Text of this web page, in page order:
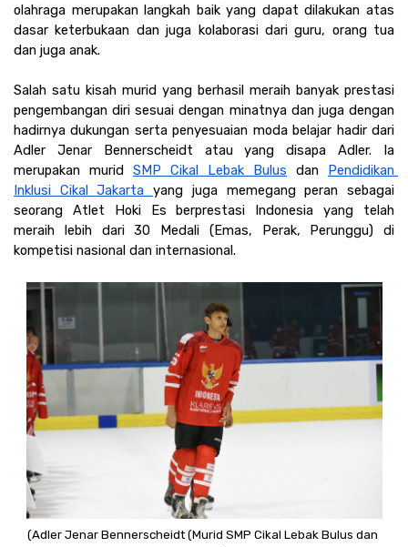
olahraga merupakan langkah baik yang dapat dilakukan atas
dasar keterbukaan dan juga kolaborasi dari guru, orang tua
dan juga anak.
Salah satu kisah murid yang berhasil meraih banyak prestasi
pengembangan diri sesuai dengan minatnya dan juga dengan
hadirnya dukungan serta penyesuaian moda belajar hadir dari
Adler Jenar Bennerscheidt atau yang disapa Adler. Ia
merupakan murid SMP Cikal Lebak Bulus dan Pendidikan
Inklusi Cikal Jakarta yang juga memegang peran sebagai
seorang Atlet Hoki Es berprestasi Indonesia yang telah
meraih lebih dari 30 Medali (Emas, Perak, Perunggu) di
kompetisi nasional dan internasional.
(Adler Jenar Bennerscheidt (Murid SMP Cikal Lebak Bulus dan